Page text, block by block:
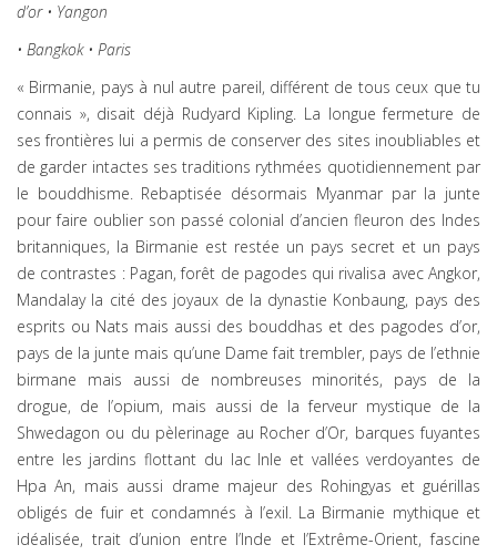
d’or • Yangon
• Bangkok • Paris
« Birmanie, pays à nul autre pareil, différent de tous ceux que tu
connais », disait déjà Rudyard Kipling. La longue fermeture de
ses frontières lui a permis de conserver des sites inoubliables et
de garder intactes ses traditions rythmées quotidiennement par
le bouddhisme. Rebaptisée désormais Myanmar par la junte
pour faire oublier son passé colonial d’ancien fleuron des Indes
britanniques, la Birmanie est restée un pays secret et un pays
de contrastes : Pagan, forêt de pagodes qui rivalisa avec Angkor,
Mandalay la cité des joyaux de la dynastie Konbaung, pays des
esprits ou Nats mais aussi des bouddhas et des pagodes d’or,
pays de la junte mais qu’une Dame fait trembler, pays de l’ethnie
birmane mais aussi de nombreuses minorités, pays de la
drogue, de l’opium, mais aussi de la ferveur mystique de la
Shwedagon ou du pèlerinage au Rocher d’Or, barques fuyantes
entre les jardins flottant du lac Inle et vallées verdoyantes de
Hpa An, mais aussi drame majeur des Rohingyas et guérillas
obligés de fuir et condamnés à l’exil. La Birmanie mythique et
idéalisée, trait d’union entre l’Inde et l’Extrême-Orient, fascine